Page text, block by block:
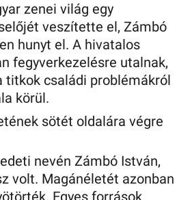
zenei világ egy
veszítette el, Zámbó
hunyt el. A hivatalos
fegyverkezelésre utalnak,
titkok családi problémákról
körül.
sötét oldalára végre
nevén Zámbó István,
volt. Magánéletét azonban